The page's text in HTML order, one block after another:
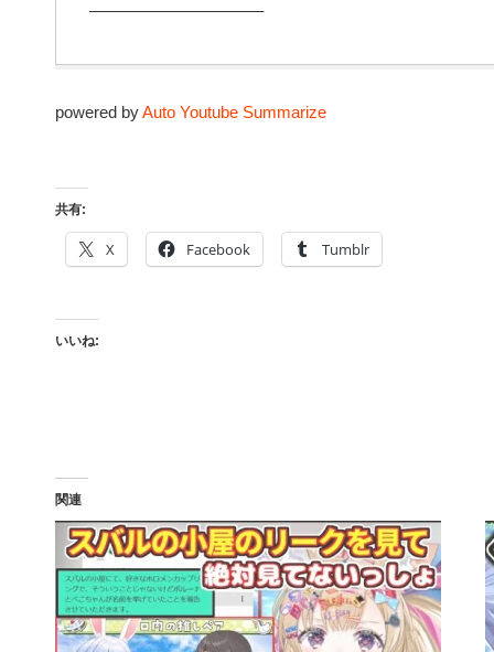
——————————–
powered byAuto Youtube Summarize
共有:
X Facebook Tumblr
いいね:
関連